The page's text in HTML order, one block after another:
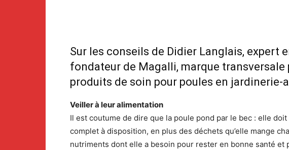
Sur les conseils de Didier Langlais, expert
fondateur de Magalli, marque
produits de soin pour poules en jardinerie-
Veiller à leur alimentation
Il est coutume de dire que la poule pond par le bec : elle
complet à disposition, en plus des déchets qu’elle mange
nutriments dont elle a besoin pour rester en bonne santé